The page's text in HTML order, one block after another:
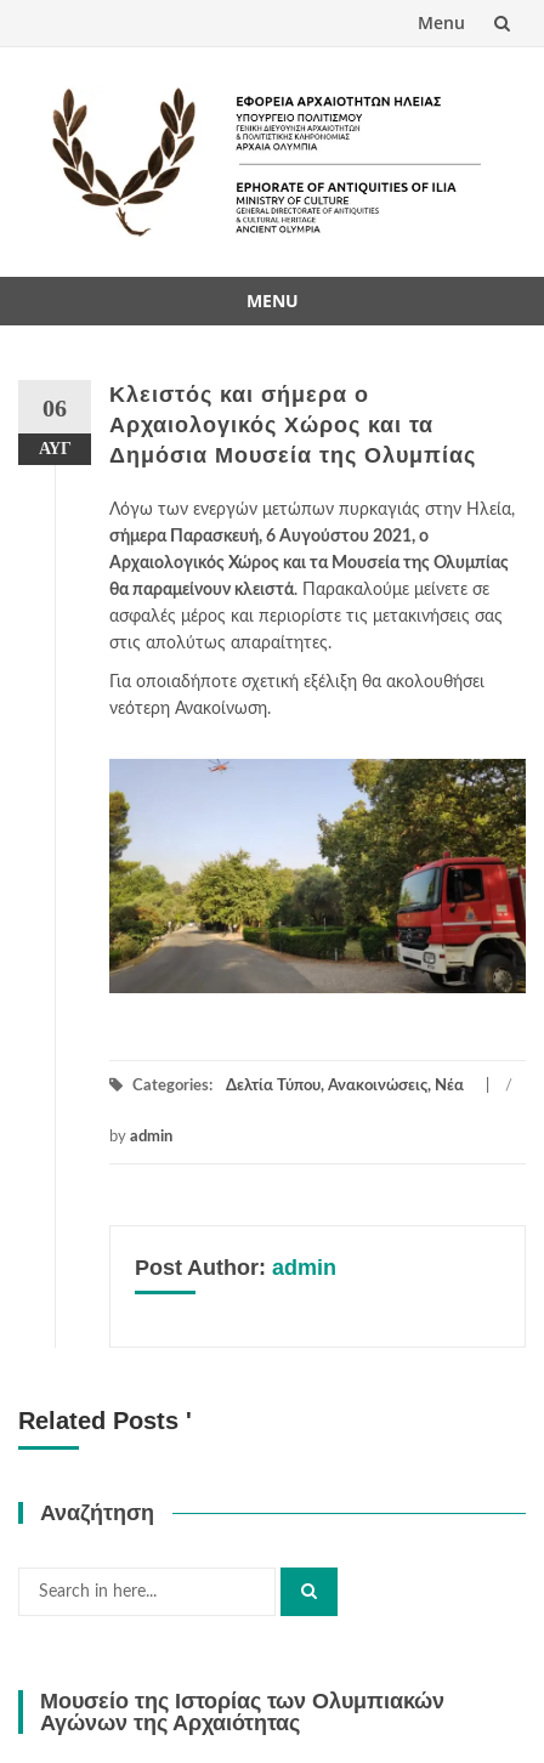
Menu
content
MENU
06
ΑΥΓ
Κλειστός και σήμερα ο
Αρχαιολογικός Χώρος και τα
Δημόσια Μουσεία της Ολυμπίας
Λόγω των ενεργών μετώπων πυρκαγιάς στην Ηλεία,
σήμερα Παρασκευή, 6 Αυγούστου 2021, ο
Αρχαιολογικός Χώρος και τα Μουσεία της Ολυμπίας
θα παραμείνουν κλειστά. Παρακαλούμε μείνετε σε
ασφαλές μέρος και περιορίστε τις μετακινήσεις σας
στις απολύτως απαραίτητες.
Για οποιαδήποτε σχετική εξέλιξη θα ακολουθήσει
νεότερη Ανακοίνωση.
Categories: Δελτία Τύπου, Ανακοινώσεις, Νέα /
by admin
Post Author: admin
Related Posts '
Αναζήτηση
Search
Μουσείο της Ιστορίας των Ολυμπιακών
Αγώνων της Αρχαιότητας